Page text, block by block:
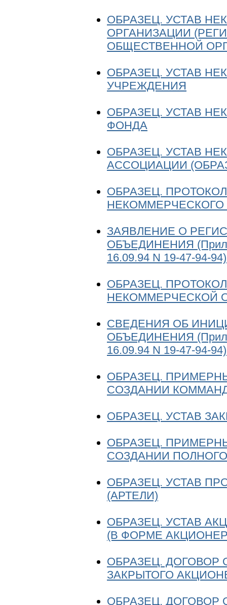
ОБРАЗЕЦ. УСТАВ
ОРГАНИЗАЦИИ
ОБЩЕСТВЕННОЙ
ОБРАЗЕЦ. УСТАВ
УЧРЕЖДЕНИЯ
ОБРАЗЕЦ. УСТАВ
ФОНДА
ОБРАЗЕЦ. УСТАВ
АССОЦИАЦИИ
ОБРАЗЕЦ.
ЗАЯВЛЕНИЕ О
ОБЪЕДИНЕНИЯ
16.09.94 N 19-47-94-94)
ОБРАЗЕЦ.
НЕКОММЕРЧЕСКОЙ
СВЕДЕНИЯ ОБ
ОБЪЕДИНЕНИЯ
16.09.94 N 19-47-94-94)
ОБРАЗЕЦ.
СОЗДАНИИ
ОБРАЗЕЦ. УСТАВ
ОБРАЗЕЦ.
СОЗДАНИИ
ОБРАЗЕЦ. УСТАВ
(АРТЕЛИ)
ОБРАЗЕЦ. УСТАВ
(В ФОРМЕ
ОБРАЗЕЦ. ДОГОВОР
ЗАКРЫТОГО
ОБРАЗЕЦ. ДОГОВОР